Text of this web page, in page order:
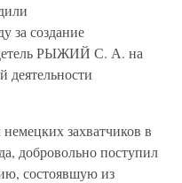
за создание
РЫЖИЙ С. А. на
деятельности
захватчиков в
добровольно поступил
состоявшую из